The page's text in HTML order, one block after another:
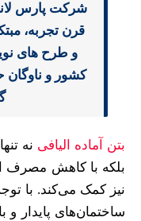
قرن تجربه،
و طرح های
کشور و ناوگان
بتن آماده الیافینه
بلکه با کاهش مصرف
نیز کمک می‌کند. با
ساختمان‌های پایدار و